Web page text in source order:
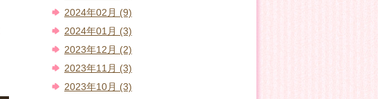
2024年02月 (9)
2024年01月 (3)
2023年12月 (2)
2023年11月 (3)
2023年10月 (3)